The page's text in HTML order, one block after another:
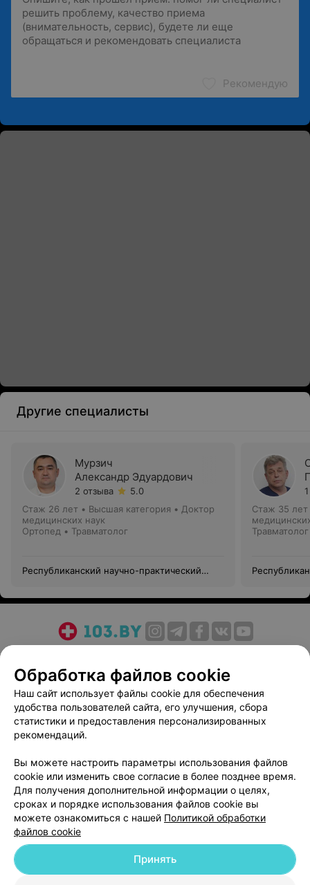
Рекомендую
Другие специалисты
Мурзич
Александр Эдуардович
2 отзыва
5.0
Стаж 26 лет • Высшая категория • Доктор
медицинских наук
Ортопед • Травматолог
Республиканский научно-практический
Стаж 35 лет
Медицинский маркетинг
Публичный договор
Пользовательское соглашение
Способы оплаты
Вакансии
Партнеры
Написать руководителю 103.by
Персональные настройки cookie
Обработка персональных данных
Обработка файлов cookie
Наш сайт использует файлы cookie для обеспечения
удобства пользователей сайта, его улучшения, сбора
статистики и предоставления персонализированных
рекомендаций.
Вы можете настроить параметры использования файлов
cookie или изменить свое согласие в более позднее время.
Для получения дополнительной информации о целях,
сроках и порядке использования файлов cookie вы
можете ознакомиться с нашей Политикой обработки
файлов cookie
Принять